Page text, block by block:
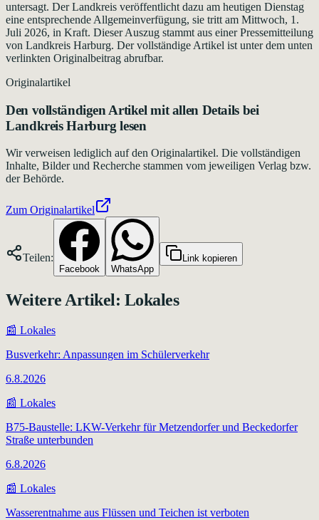
untersagt. Der Landkreis veröffentlicht dazu am heutigen Dienstag
eine entsprechende Allgemeinverfügung, sie tritt am Mittwoch, 1.
Juli 2026, in Kraft. Dieser Auszug stammt aus einer Pressemitteilung
von Landkreis Harburg. Der vollständige Artikel ist unter dem unten
verlinkten Originalbeitrag abrufbar.
Originalartikel
Den vollständigen Artikel mit allen Details bei
Landkreis Harburg lesen
Wir verweisen lediglich auf den Originalartikel. Die vollständigen
Inhalte, Bilder und Recherche stammen vom jeweiligen Verlag bzw.
der Behörde.
Zum Originalartikel
Teilen:
Facebook WhatsApp
Link kopieren
Weitere Artikel: Lokales
📰 Lokales
Busverkehr: Anpassungen im Schülerverkehr
6.8.2026
📰 Lokales
B75-Baustelle: LKW-Verkehr für Metzendorfer und Beckedorfer
Straße unterbunden
6.8.2026
📰 Lokales
Wasserentnahme aus Flüssen und Teichen ist verboten